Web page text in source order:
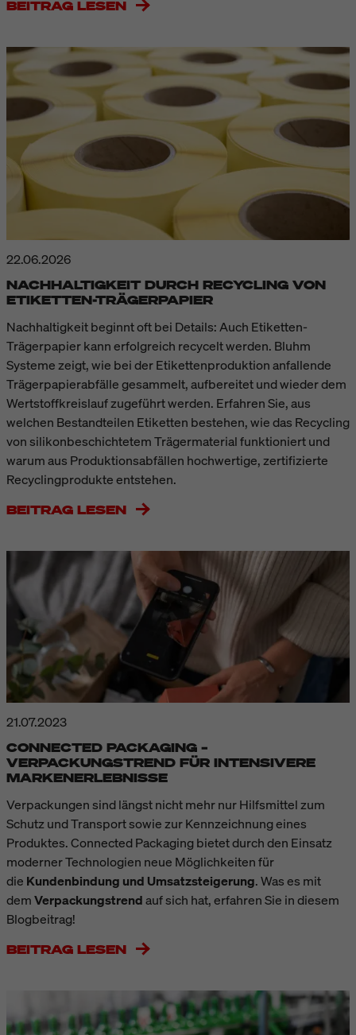
BEITRAG LESEN
22.06.2026
NACHHALTIGKEIT DURCH RECYCLING VON
ETIKETTEN-TRÄGERPAPIER
Nachhaltigkeit beginnt oft bei Details: Auch Etiketten-
Trägerpapier kann erfolgreich recycelt werden. Bluhm
Systeme zeigt, wie bei der Etikettenproduktion anfallende
Trägerpapierabfälle gesammelt, aufbereitet und wieder dem
Wertstoffkreislauf zugeführt werden. Erfahren Sie, aus
welchen Bestandteilen Etiketten bestehen, wie das Recycling
von silikonbeschichtetem Trägermaterial funktioniert und
warum aus Produktionsabfällen hochwertige, zertifizierte
Recyclingprodukte entstehen.
BEITRAG LESEN
21.07.2023
CONNECTED PACKAGING –
VERPACKUNGSTREND FÜR INTENSIVERE
MARKENERLEBNISSE
Verpackungen sind längst nicht mehr nur Hilfsmittel zum
Schutz und Transport sowie zur Kennzeichnung eines
Produktes. Connected Packaging bietet durch den Einsatz
moderner Technologien neue Möglichkeiten für
die Kundenbindung und Umsatzsteigerung. Was es mit
demVerpackungstrendauf sich hat, erfahren Sie in diesem
Blogbeitrag!
BEITRAG LESEN